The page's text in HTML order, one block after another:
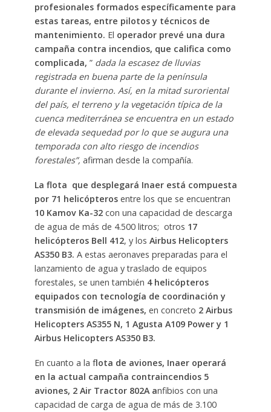
profesionales formados específicamente para
estas tareas, entre pilotos y técnicos de
mantenimiento. El operador prevé una dura
campaña contra incendios, que califica como
complicada, ” dada la escasez de lluvias
registrada en buena parte de la península
durante el invierno. Así, en la mitad suroriental
del país, el terreno y la vegetación típica de la
cuenca mediterránea se encuentra en un estado
de elevada sequedad por lo que se augura una
temporada con alto riesgo de incendios
forestales”, afirman desde la compañía.
La flota que desplegará Inaer está compuesta
por 71 helicópterosentre los que se encuentran
10 Kamov Ka-32 con una capacidad de descarga
de agua de más de 4.500 litros; otros 17
helicópteros Bell 412, y los Airbus Helicopters
AS350 B3. A estas aeronaves preparadas para el
lanzamiento de agua y traslado de equipos
forestales, se unen también 4 helicópteros
equipados con tecnología de coordinación y
transmisión de imágenes, en concreto 2 Airbus
Helicopters AS355 N, 1 Agusta A109 Power y 1
Airbus Helicopters AS350 B3.
En cuanto a la flota de aviones, Inaer operará
en la actual campaña contraincendios 5
aviones, 2 Air Tractor 802A anfibios con una
capacidad de carga de agua de más de 3.100